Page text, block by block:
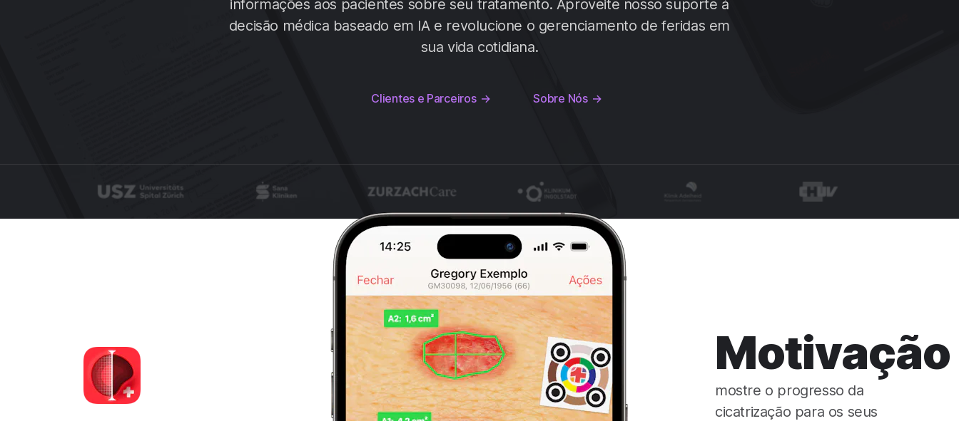
informações aos pacientes sobre seu tratamento. Aproveite nosso suporte à
decisão médica baseado em IA e revolucione o gerenciamento de feridas em
sua vida cotidiana.
Clientes e Parceiros Sobre Nós
Motivação
mostre o progresso da
cicatrização para os seus